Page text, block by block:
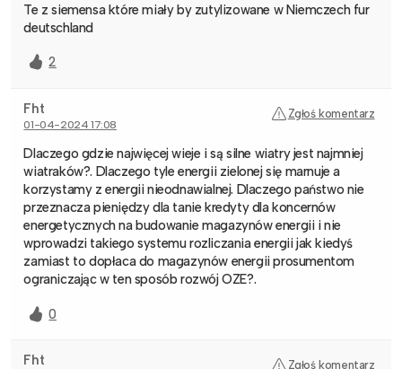
Te z siemensa które miały by zutylizowane w Niemczech fur
deutschland
2
Fht
01-04-2024 17:08
Zgłoś komentarz
Dlaczego gdzie najwięcej wieje i są silne wiatry jest najmniej
wiatraków?. Dlaczego tyle energii zielonej się marnuje a
korzystamy z energii nieodnawialnej. Dlaczego państwo nie
przeznacza pieniędzy dla tanie kredyty dla koncernów
energetycznych na budowanie magazynów energii i nie
wprowadzi takiego systemu rozliczania energii jak kiedyś
zamiast to dopłaca do magazynów energii prosumentom
ograniczając w ten sposób rozwój OZE?.
0
Fht Zgłoś komentarz